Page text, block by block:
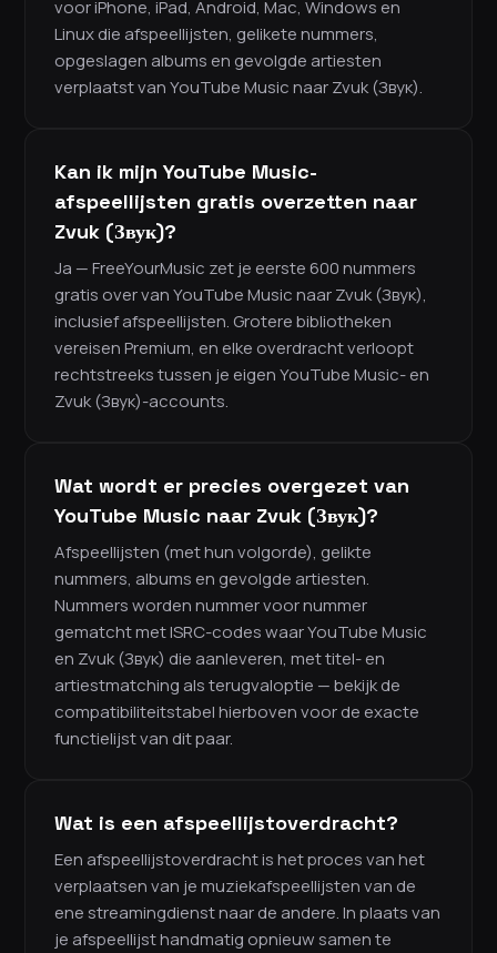
voor iPhone, iPad, Android, Mac, Windows en
Linux die afspeellijsten, gelikete nummers,
opgeslagen albums en gevolgde artiesten
verplaatst van YouTube Music naar Zvuk (Звук).
Kan ik mijn YouTube Music-
afspeellijsten gratis overzetten naar
Zvuk (Звук)?
Ja — FreeYourMusic zet je eerste 600 nummers
gratis over van YouTube Music naar Zvuk (Звук),
inclusief afspeellijsten. Grotere bibliotheken
vereisen Premium, en elke overdracht verloopt
rechtstreeks tussen je eigen YouTube Music- en
Zvuk (Звук)-accounts.
Wat wordt er precies overgezet van
YouTube Music naar Zvuk (Звук)?
Afspeellijsten (met hun volgorde), gelikte
nummers, albums en gevolgde artiesten.
Nummers worden nummer voor nummer
gematcht met ISRC-codes waar YouTube Music
en Zvuk (Звук) die aanleveren, met titel- en
artiestmatching als terugvaloptie — bekijk de
compatibiliteitstabel hierboven voor de exacte
functielijst van dit paar.
Wat is een afspeellijstoverdracht?
Een afspeellijstoverdracht is het proces van het
verplaatsen van je muziekafspeellijsten van de
ene streamingdienst naar de andere. In plaats van
je afspeellijst handmatig opnieuw samen te